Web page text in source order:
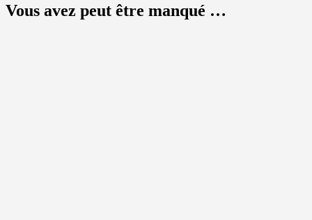
Vous avez peut être manqué …